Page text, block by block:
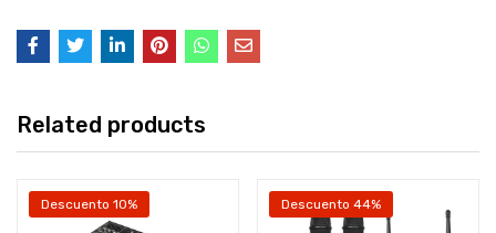
Related products
Descuento 10% Descuento 44%